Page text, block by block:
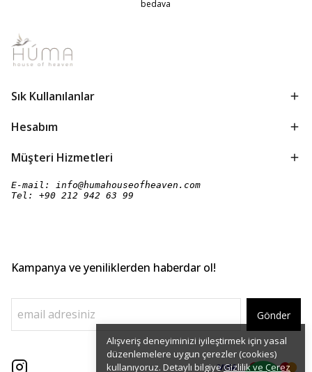
Alışveriş deneyiminizi iyileştirmek için yasal
düzenlemelere uygun çerezler (cookies)
kullanıyoruz. Detaylı bilgiyeGizlilik ve Çerez
bedava
Sık Kullanılanlar
Hesabım
Müşteri Hizmetleri
E-mail: info@humahouseofheaven.com
Tel: +90 212 942 63 99
Kampanya ve yeniliklerden haberdar ol!
Gönder